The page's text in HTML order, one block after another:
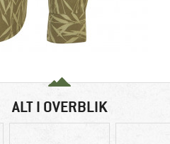
ALT I OVERBLIK